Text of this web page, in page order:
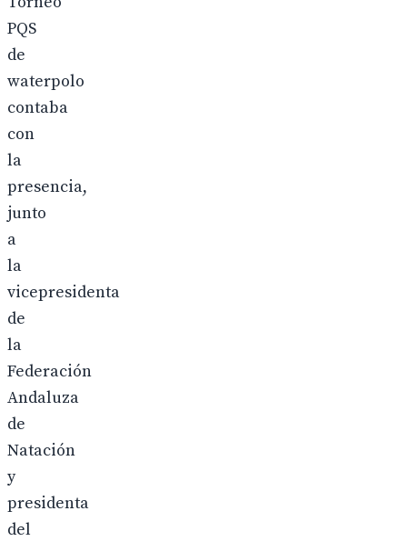
PQS
de
waterpolo
contaba
con
la
presencia,
junto
a
la
vicepresidenta
de
la
Federación
Andaluza
de
Natación
y
presidenta
del